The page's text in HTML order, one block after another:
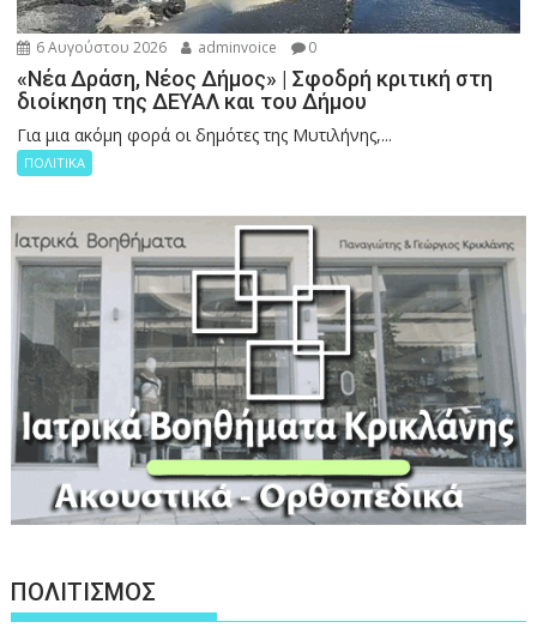
6 Αυγούστου 2026 adminvoice 0
«Νέα Δράση, Νέος Δήμος» | Σφοδρή κριτική στη
διοίκηση της ΔΕΥΑΛ και του Δήμου
Για μια ακόμη φορά οι δημότες της Μυτιλήνης,...
ΠΟΛΙΤΙΚΑ
ΠΟΛΙΤΙΣΜΟΣ